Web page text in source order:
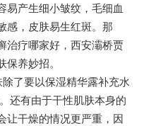
易产生细小皱纹，毛细血
感，皮肤易生红斑。那
治疗哪家好，西安灞桥贾
养妙招。
了要以保湿精华露补充水
还有由于干性肌肤本身的
让干燥的情况更严重，因